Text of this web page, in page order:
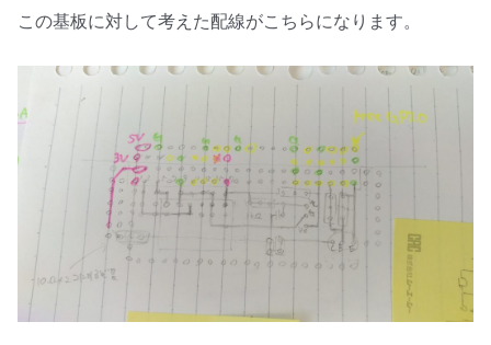
この基板に対して考えた配線がこちらになります。